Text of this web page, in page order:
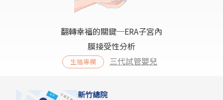
翻轉幸福的關鍵─ERA子宮內
膜接受性分析
生殖專欄 三代試管嬰兒
新竹總院